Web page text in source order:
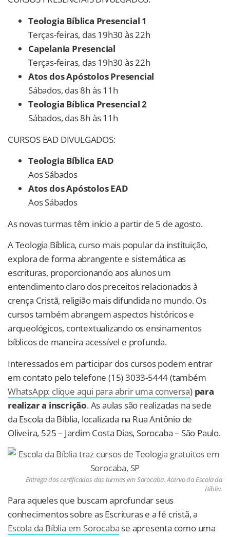
Teologia Bíblica Presencial 1
Terças-feiras, das 19h30 às 22h
Capelania Presencial
Terças-feiras, das 19h30 às 22h
Atos dos Apóstolos Presencial
Sábados, das 8h às 11h
Teologia Bíblica Presencial 2
Sábados, das 8h às 11h
CURSOS EAD DIVULGADOS:
Teologia Bíblica EAD
Aos Sábados
Atos dos ApóstolosEAD
Aos Sábados
As novas turmas têm início a partir de 5 de agosto.
A Teologia Bíblica, curso mais popular da instituição,
explora de forma abrangente e sistemática as
escrituras, proporcionando aos alunos um
entendimento claro dos preceitos relacionados à
crença Cristã, religião mais difundida no mundo. Os
cursos também abrangem aspectos históricos e
arqueológicos, contextualizando os ensinamentos
bíblicos de maneira acessível e profunda.
Interessados em participar dos cursos podem entrar
em contato pelo telefone (15) 3033-5444 (também
WhatsApp: clique aqui para abrir uma conversa) para
realizar a inscrição. As aulas são realizadas na sede
da Escola da Bíblia, localizada na Rua Antônio de
Oliveira, 525 – Jardim Costa Dias, Sorocaba – São Paulo.
Entrega dos certificados das turmas em Sorocaba. Acervo da Escola da
Bíblia.
Para aqueles que buscam aprofundar seus
conhecimentos sobre as Escrituras e a fé cristã, a
Escola da Bíblia em Sorocabase apresenta como uma